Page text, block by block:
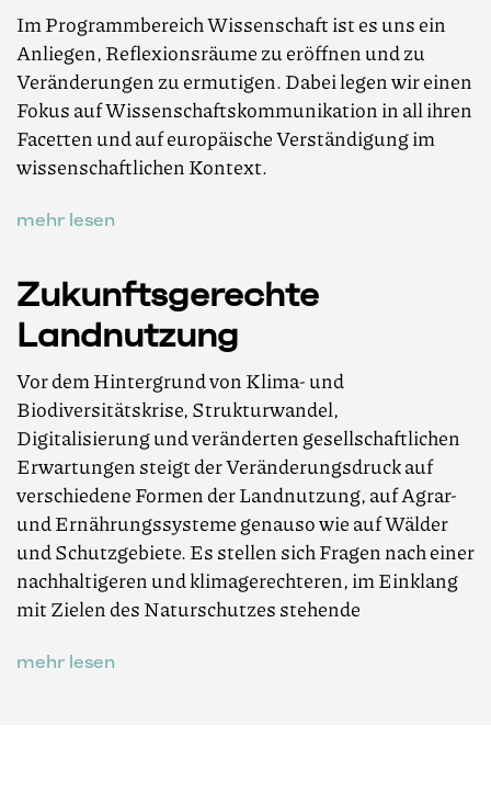
Im Programmbereich Wissenschaft ist es uns ein
Anliegen, Reflexionsräume zu eröffnen und zu
Veränderungen zu ermutigen. Dabei legen wir einen
Fokus auf Wissenschaftskommunikation in all ihren
Facetten und auf europäische Verständigung im
wissenschaftlichen Kontext.
mehr lesen
Zukunftsgerechte
Landnutzung
Vor dem Hintergrund von Klima- und
Biodiversitätskrise, Strukturwandel,
Digitalisierung und veränderten gesellschaftlichen
Erwartungen steigt der Veränderungsdruck auf
verschiedene Formen der Landnutzung, auf Agrar-
und Ernährungssysteme genauso wie auf Wälder
und Schutzgebiete. Es stellen sich Fragen nach einer
nachhaltigeren und klimagerechteren, im Einklang
mit Zielen des Naturschutzes stehende
mehr lesen